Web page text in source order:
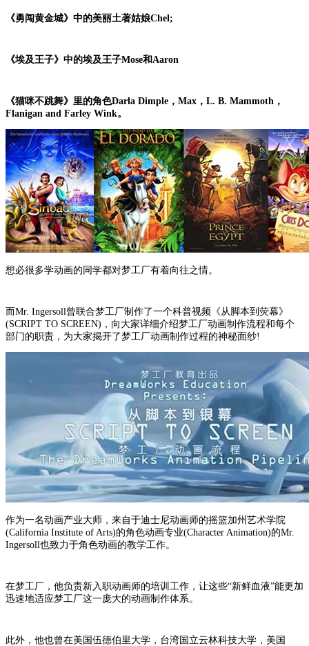
《勇闯黄金城》中的美丽土著姑娘Chel;
《埃及王子》中的埃及王子Mose和Aaron
《猫咪不跳舞》里的角色Darla Dimple，Max，L. B. Mammoth，
Flanigan and Farley Wink。
想必很多学动画的同学都对梦工厂有着向往之情。
而Mr. Ingersoll曾联合梦工厂制作了一个科普视频《从脚本到荧幕》
(SCRIPT TO SCREEN)，向大家详细介绍梦工厂动画制作流程和每个
部门的职责，为大家揭开了梦工厂动画制作过程的神秘面纱!
作为一名动画产业大师，来自于迪士尼动画师的摇篮加州艺术学院
(California Institute of Arts)的角色动画专业(Character Animation)的Mr.
Ingersoll也致力于角色动画的教学工作。
在梦工厂，他负责新入职动画师的培训工作，让这些“新鲜血液”能更加
迅速地适应梦工厂这一庞大的动画制作体系。
此外，他也曾在美国伍德伯里大学，台湾国立云林科技大学，美国